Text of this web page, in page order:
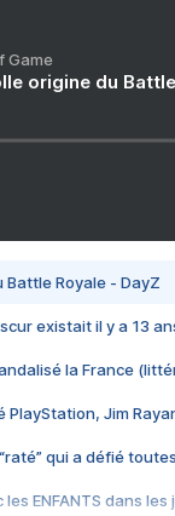
Game
origine du
Battle Royale - DayZ
existait il y a 13
la France
PlayStation, Jim
qui a défié
ENFANTS dans les